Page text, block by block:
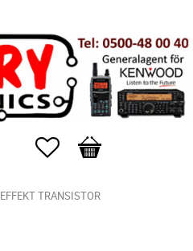
Favoriter
Kundvagn
EFFEKT TRANSISTOR